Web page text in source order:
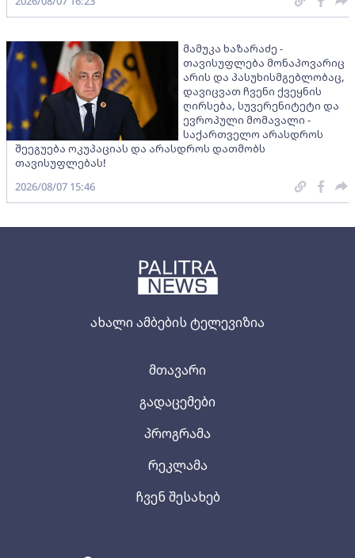
ახალი ამბების ტელევიზია
მთავარი
გადაცემები
პროგრამა
რეკლამა
ჩვენ შესახებ
მამუკა ხაზარაძე -
თავისუფლება მონაპოვარიც
არის და პასუხისმგებლობაც,
დავიცვათ ჩვენი ქვეყნის
ღირსება, სუვერენიტეტი და
ევროპული მომავალი -
საქართველო არასდროს
შეეგუება ოკუპაციას და არასდროს დათმობს
თავისუფლებას!
2026/08/07 15:46